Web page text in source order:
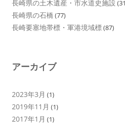
長崎県の土木遺産・市水道史施設
長崎県の石橋 (77)
長崎要塞地帯標・軍港境域標(87)
アーカイブ
2023年3月 (1)
2019年11月 (1)
2017年1月 (1)